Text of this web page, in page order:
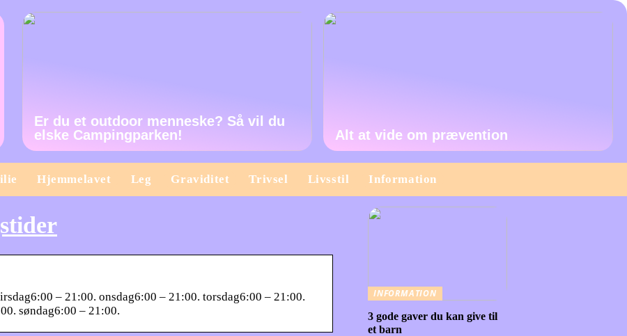
Er du et outdoor menneske? Så vil du
elske Campingparken!
Alt at vide om prævention
Hjemmelavet Leg Graviditet Trivsel Livsstil Information
– 21:00. onsdag6:00 – 21:00. torsdag6:00 – 21:00.
søndag6:00 – 21:00.
INFORMATION
3 gode gaver du kan give til
et barn